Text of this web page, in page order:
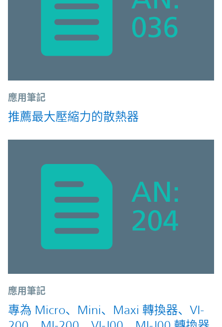
應用筆記
推薦最大壓縮力的散熱器
應用筆記
專為 Micro、Mini、Maxi 轉換器、VI-